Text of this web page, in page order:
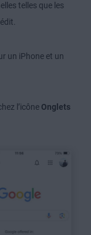
telles que les
un iPhone et un
l’icône Onglets